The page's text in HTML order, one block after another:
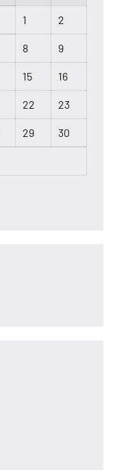
1 2
8 9
15 16
22 23
29 30